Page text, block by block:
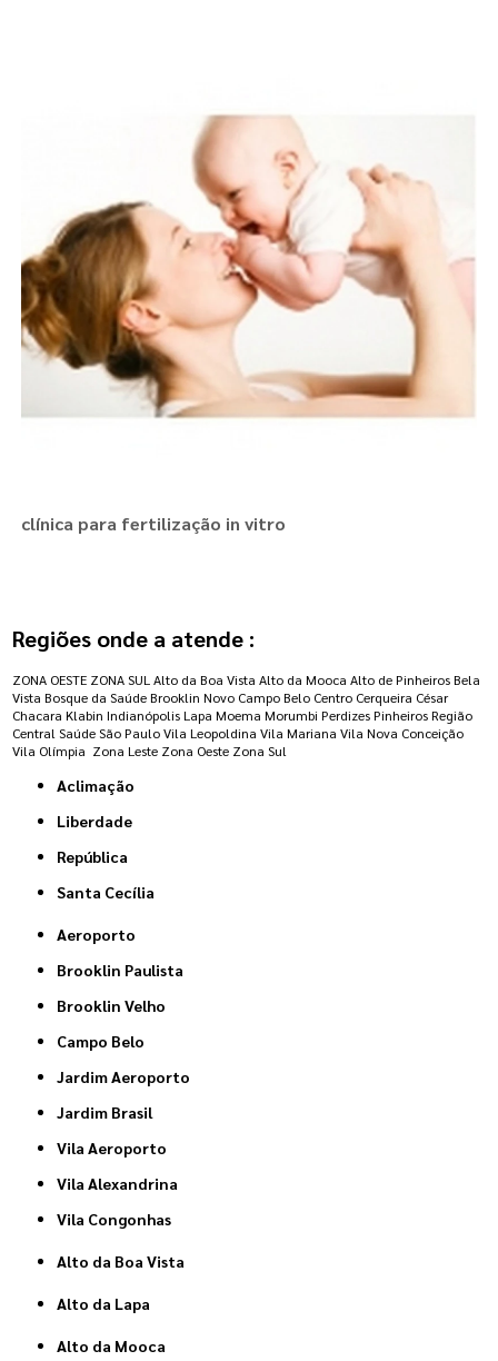
clínica para fertilização in vitro
Regiões onde a atende :
ZONA OESTE ZONA SUL Alto da Boa Vista Alto da Mooca Alto de Pinheiros Bela
Vista Bosque da Saúde Brooklin Novo Campo Belo Centro Cerqueira César
Chacara Klabin Indianópolis Lapa Moema Morumbi Perdizes Pinheiros Região
Central Saúde São Paulo Vila Leopoldina Vila Mariana Vila Nova Conceição
Vila Olímpia Zona Leste Zona Oeste Zona Sul
Aclimação
Liberdade
República
Santa Cecília
Aeroporto
Brooklin Paulista
Brooklin Velho
Campo Belo
Jardim Aeroporto
Jardim Brasil
Vila Aeroporto
Vila Alexandrina
Vila Congonhas
Alto da Boa Vista
Alto da Lapa
Alto da Mooca